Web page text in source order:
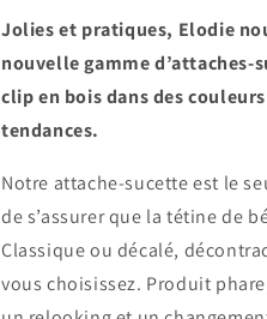
Jolies et pratiques, Elodie
nouvelle gamme d’attaches-
clip en bois dans des
tendances.
Notre attache-sucette est le
de s’assurer que la tétine de
Classique ou décalé,
vous choisissez. Produit